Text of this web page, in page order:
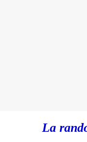
La